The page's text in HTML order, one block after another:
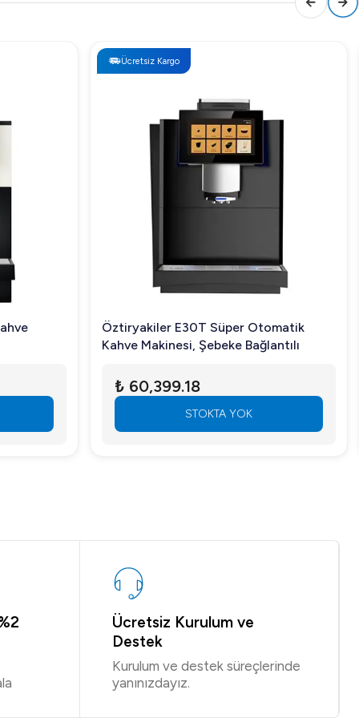
Öztiryakiler E30T Süper Otomatik
Kahve Makinesi, Şebeke Bağlantılı
₺ 60,399.18
Vosco
2000 W
Ücretsiz Kurulum ve
Destek
Kurulum ve destek süreçlerinde
yanınızdayız.